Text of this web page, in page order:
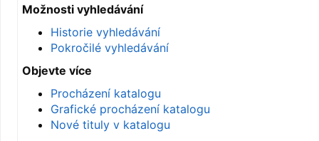
Možnosti vyhledávání
Historie vyhledávání
Pokročilé vyhledávání
Objevte více
Procházení katalogu
Grafické procházení katalogu
Nové tituly v katalogu